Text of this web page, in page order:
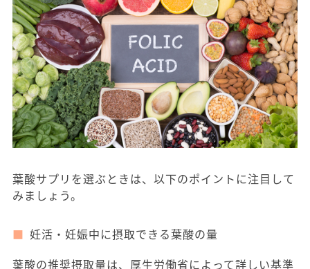
葉酸サプリを選ぶときは、以下のポイントに注目して
みましょう。
妊活・妊娠中に摂取できる葉酸の量
葉酸の推奨摂取量は、厚生労働省によって詳しい基準